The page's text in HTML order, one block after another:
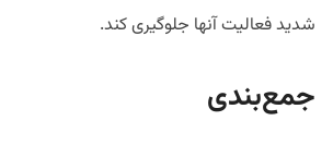
شدید فعالیت آنها جلوگیری کند.
جمع‌بندی